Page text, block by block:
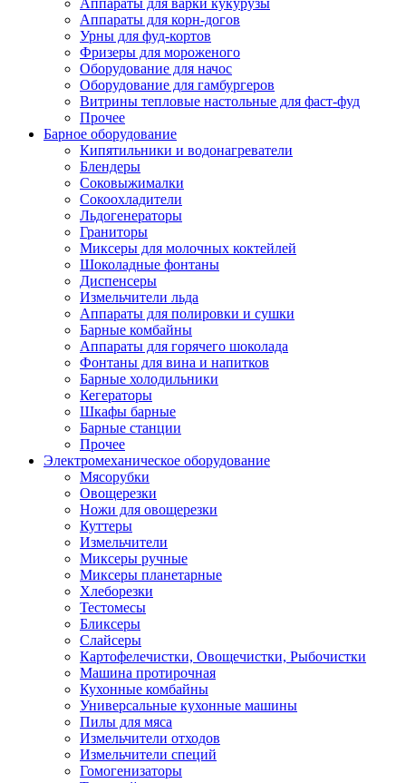
Аппараты для варки кукурузы
Аппараты для корн-догов
Урны для фуд-кортов
Фризеры для мороженого
Оборудование для начос
Оборудование для гамбургеров
Витрины тепловые настольные для фаст-фуд
Прочее
Барное оборудование
Кипятильники и водонагреватели
Блендеры
Соковыжималки
Сокоохладители
Льдогенераторы
Граниторы
Миксеры для молочных коктейлей
Шоколадные фонтаны
Диспенсеры
Измельчители льда
Аппараты для полировки и сушки
Барные комбайны
Аппараты для горячего шоколада
Фонтаны для вина и напитков
Барные холодильники
Кегераторы
Шкафы барные
Барные станции
Прочее
Электромеханическое оборудование
Мясорубки
Овощерезки
Ножи для овощерезки
Куттеры
Измельчители
Миксеры ручные
Миксеры планетарные
Хлеборезки
Тестомесы
Бликсеры
Слайсеры
Картофелечистки, Овощечистки, Рыбочистки
Машина протирочная
Кухонные комбайны
Универсальные кухонные машины
Пилы для мяса
Измельчители отходов
Измельчители специй
Гомогенизаторы